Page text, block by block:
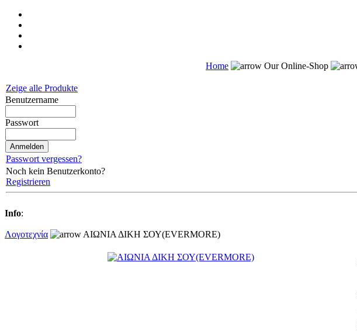
Home
Our Online-Shop
Zeige alle Produkte
Benutzername
Passwort
Passwort vergessen?
Noch kein Benutzerkonto?
Registrieren
Info:
Λογοτεχνία ΑΙΩΝΙΑ ΔΙΚΗ ΣΟΥ(EVERMORE)